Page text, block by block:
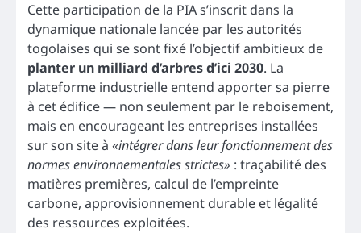
Cette participation de la PIA s’inscrit dans la
dynamique nationale lancée par les autorités
togolaises qui se sont fixé l’objectif ambitieux de
planter un milliard d’arbres d’ici 2030. La
plateforme industrielle entend apporter sa pierre
à cet édifice — non seulement par le reboisement,
mais en encourageant les entreprises installées
sur son site à «intégrer dans leur fonctionnement des
normes environnementales strictes» : traçabilité des
matières premières, calcul de l’empreinte
carbone, approvisionnement durable et légalité
des ressources exploitées.